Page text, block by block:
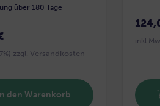
über 180 Tage
zzgl.Versandkosten
den Warenkorb
inkl